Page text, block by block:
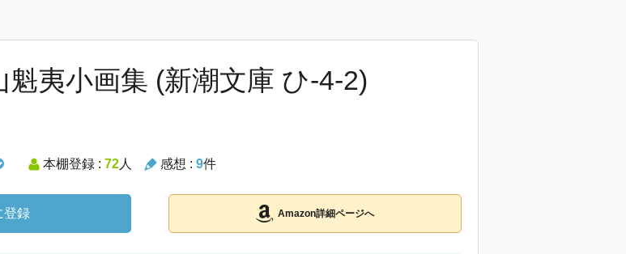
魁夷小画集 (新潮文庫 ひ-4-2)
本棚登録 : 72人 感想 : 9件
登録 Amazon詳細ページへ